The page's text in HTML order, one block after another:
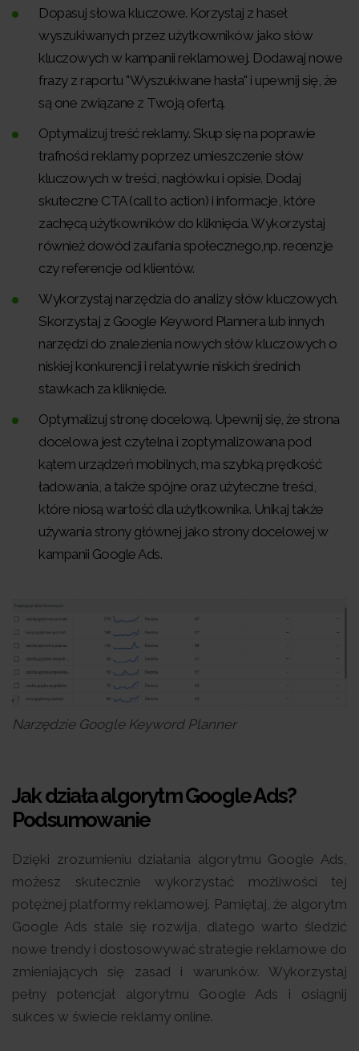
Dopasuj słowa kluczowe. Korzystaj z haseł
wyszukiwanych przez użytkowników jako słów
kluczowych w kampanii reklamowej. Dodawaj nowe
frazy z raportu "Wyszukiwane hasła" i upewnij się, że
są one związane z Twoją ofertą.
Optymalizuj treść reklamy. Skup się na poprawie
trafności reklamy poprzez umieszczenie słów
kluczowych w treści, nagłówku i opisie. Dodaj
skuteczne CTA (call to action) i informacje, które
zachęcą użytkowników do kliknięcia. Wykorzystaj
również dowód zaufania społecznego,np. recenzje
czy referencje od klientów.
Wykorzystaj narzędzia do analizy słów kluczowych.
Skorzystaj z Google Keyword Plannera lub innych
narzędzi do znalezienia nowych słów kluczowych o
niskiej konkurencji i relatywnie niskich średnich
stawkach za kliknięcie.
Optymalizuj stronę docelową. Upewnij się, że strona
docelowa jest czytelna i zoptymalizowana pod
kątem urządzeń mobilnych, ma szybką prędkość
ładowania, a także spójne oraz użyteczne treści,
które niosą wartość dla użytkownika. Unikaj także
używania strony głównej jako strony docelowej w
kampanii Google Ads.
Narzędzie Google Keyword Planner
Jak działa algorytm Google Ads?
Podsumowanie
Dzięki zrozumieniu działania algorytmu Google Ads,
możesz skutecznie wykorzystać możliwości tej
potężnej platformy reklamowej. Pamiętaj, że algorytm
Google Ads stale się rozwija, dlatego warto śledzić
nowe trendy i dostosowywać strategie reklamowe do
zmieniających się zasad i warunków. Wykorzystaj
pełny potencjał algorytmu Google Ads i osiągnij
sukces w świecie reklamy online.